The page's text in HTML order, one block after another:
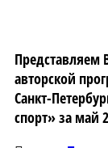
авторской
Санкт-
спорт» за май